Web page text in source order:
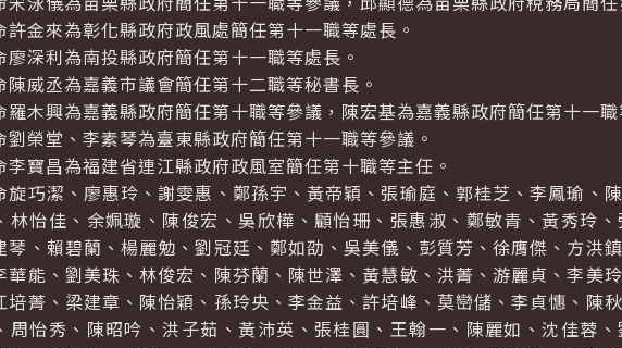
來為彰化縣政府政風處簡任第十一職等處長。
深利為南投縣政府簡任第十一職等處長。
威丞為嘉義市議會簡任第十二職等秘書長。
興為嘉義縣政府簡任第十職等參議，陳宏基為嘉義縣政府簡任第十一職
堂、李素琴為臺東縣政府簡任第十一職等參議。
昌為福建省連江縣政府政風室簡任第十職等主任。
潔、廖惠玲、謝雯惠、鄭孫宇、黃帝穎、張瑜庭、郭桂芝、李鳳瑜、陳
林怡佳、余姵璇、陳俊宏、吳欣樺、顧怡珊、張惠淑、鄭敏青、黃秀玲
琴、賴碧蘭、楊麗勉、劉冠廷、鄭如劭、吳美儀、彭質芳、徐膺傑、方洪
華能、劉美珠、林俊宏、陳芬蘭、陳世澤、黃慧敏、洪菁、游麗貞、李美
培菁、梁建章、陳怡穎、孫玲央、李金益、許培峰、莫巒儲、李貞憓、陳
周怡秀、陳昭吟、洪子茹、黃沛英、張桂圓、王翰一、陳麗如、沈佳蓉